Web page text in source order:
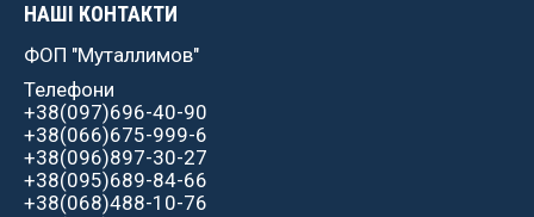
НАШІ КОНТАКТИ
ФОП "Муталлимов"
Телефони
+38(097)696-40-90
+38(066)675-999-6
+38(096)897-30-27
+38(095)689-84-66
+38(068)488-10-76